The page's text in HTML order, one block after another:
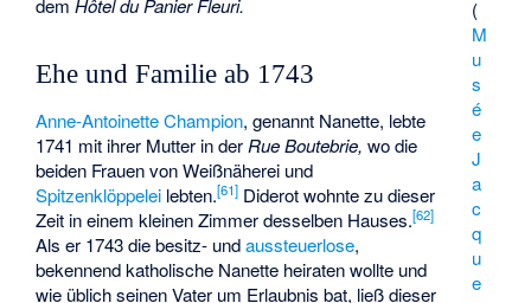
(
M
u
s
é
e
J
a
c
q
u
e
demHôtel du Panier Fleuri.
Ehe und Familie ab 1743
Anne-Antoinette Champion, genannt Nanette, lebte
1741 mit ihrer Mutter in der Rue Boutebrie, wo die
beiden Frauen von Weißnäherei und
Spitzenklöppelei lebten.[61] Diderot wohnte zu dieser
Zeit in einem kleinen Zimmer desselben Hauses.[62]
Als er 1743 die besitz- undaussteuerlose,
bekennend katholische Nanette heiraten wollte und
wie üblich seinen Vater um Erlaubnis bat, ließ dieser